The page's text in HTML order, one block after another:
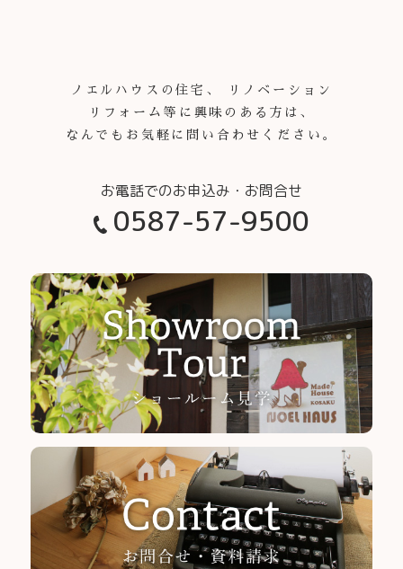
ノエルハウスの住宅、 リノベーション
リフォーム等に興味のある方は、
なんでもお気軽に問い合わせください。
0587-57-9500